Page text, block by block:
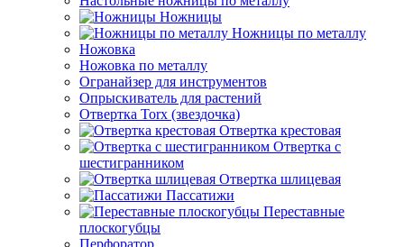
Ножницы
Ножницы по металлу
Ножовка
Ножовка по металлу
Огранайзер для инструментов
Опрыскиватель для растений
Отвертка Torx (звездочка)
Отвертка крестовая
Отвертка с
шестигранником
Отвертка шлицевая
Пассатижи
Переставные
плоскогубцы
Перфоратор